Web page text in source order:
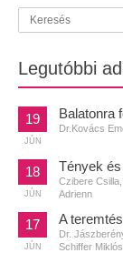
Legutóbbi
19
JÚN
Balatonra
Dr.Kovács
18
JÚN
Tények és
Czibere
Adrienn
17
JÚN
A
Dr.
Schiffer Miklós